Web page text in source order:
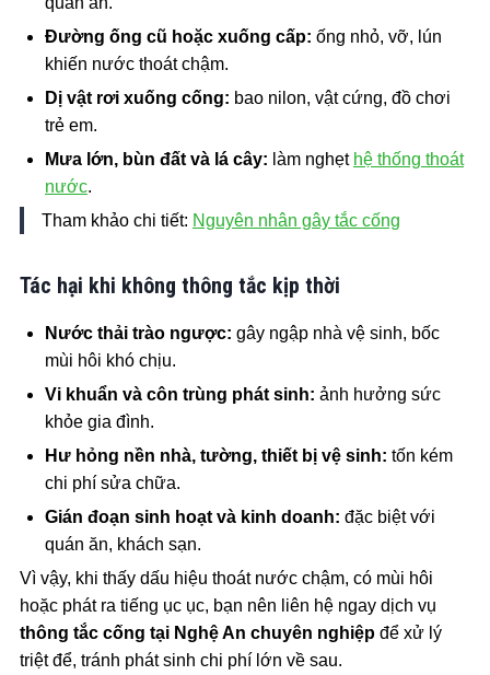
Đường ống cũ hoặc xuống cấp: ống nhỏ, vỡ, lún
khiến nước thoát chậm.
Dị vật rơi xuống cống: bao nilon, vật cứng, đồ chơi
trẻ em.
Mưa lớn, bùn đất và lá cây: làm nghẹt hệ thống thoát
nước.
Tham khảo chi tiết: Nguyên nhân gây tắc cống
Tác hại khi không thông tắc kịp thời
Nước thải trào ngược: gây ngập nhà vệ sinh, bốc
mùi hôi khó chịu.
Vi khuẩn và côn trùng phát sinh: ảnh hưởng sức
khỏe gia đình.
Hư hỏng nền nhà, tường, thiết bị vệ sinh: tốn kém
chi phí sửa chữa.
Gián đoạn sinh hoạt và kinh doanh: đặc biệt với
quán ăn, khách sạn.
Vì vậy, khi thấy dấu hiệu thoát nước chậm, có mùi hôi
hoặc phát ra tiếng ục ục, bạn nên liên hệ ngay dịch vụ
thông tắc cống tại Nghệ An chuyên nghiệp để xử lý
triệt để, tránh phát sinh chi phí lớn về sau.